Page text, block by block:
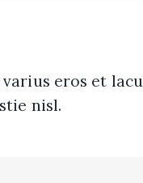
eros et
nisl.